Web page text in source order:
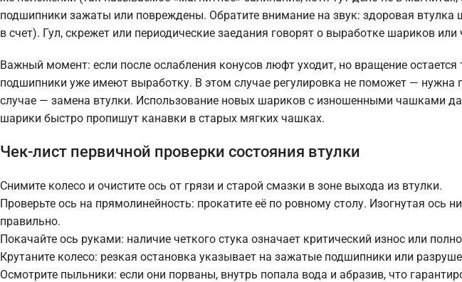
подшипники зажаты или повреждены. Обратите внимание на звук: здоровая втулка
в счет). Гул, скрежет или периодические заедания говорят о выработке шариков или
Важный момент: если после ослабления конусов люфт уходит, но вращение
подшипники уже имеют выработку. В этом случае регулировка не поможет — нужна
случае — замена втулки. Использование новых шариков с изношенными чашками
шарики быстро пропишут канавки в старых мягких чашках.
Чек-лист первичной проверки состояния втулки
Снимите колесо и очистите ось от грязи и старой смазки в зоне выхода из втулки.
Проверьте ось на прямолинейность: прокатите её по ровному столу. Изогнутая ось
правильно.
Покачайте ось руками: наличие четкого стука означает критический износ или
Крутаните колесо: резкая остановка указывает на зажатые подшипники или
Осмотрите пыльники: если они порваны, внутрь попала вода и абразив, что